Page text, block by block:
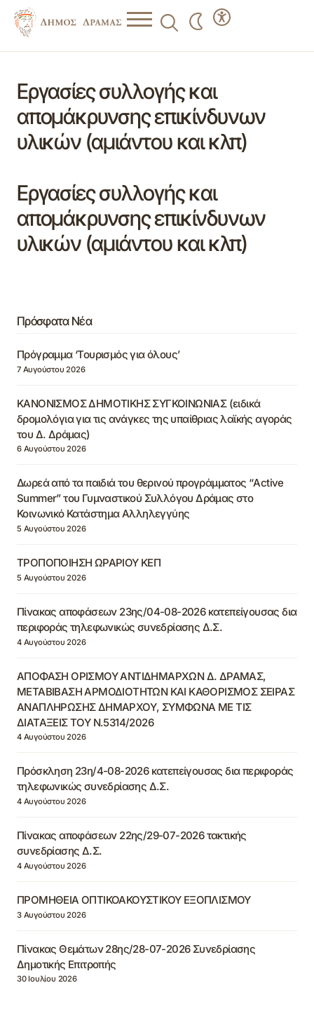
Εργασίες συλλογής και
απομάκρυνσης επικίνδυνων
υλικών (αμιάντου και κλπ)
Εργασίες συλλογής και
απομάκρυνσης επικίνδυνων
υλικών (αμιάντου και κλπ)
Πρόσφατα Νέα
Πρόγραμμα ‘Τουρισμός για όλους’
7 Αυγούστου 2026
ΚΑΝΟΝΙΣΜΟΣ ΔΗΜΟΤΙΚΗΣ ΣΥΓΚΟΙΝΩΝΙΑΣ (ειδικά
δρομολόγια για τις ανάγκες της υπαίθριας λαϊκής αγοράς
του Δ. Δράμας)
6 Αυγούστου 2026
Δωρεά από τα παιδιά του θερινού προγράμματος “Active
Summer” του Γυμναστικού Συλλόγου Δράμας στο
Κοινωνικό Κατάστημα Αλληλεγγύης
5 Αυγούστου 2026
ΤΡΟΠΟΠΟΙΗΣΗ ΩΡΑΡΙΟΥ ΚΕΠ
5 Αυγούστου 2026
Πίνακας αποφάσεων 23ης/04-08-2026 κατεπείγουσας δια
περιφοράς τηλεφωνικώς συνεδρίασης Δ.Σ.
4 Αυγούστου 2026
ΑΠΟΦΑΣΗ ΟΡΙΣΜΟΥ ΑΝΤΙΔΗΜΑΡΧΩΝ Δ. ΔΡΑΜΑΣ,
ΜΕΤΑΒΙΒΑΣΗ ΑΡΜΟΔΙΟΤΗΤΩΝ ΚΑΙ ΚΑΘΟΡΙΣΜΟΣ ΣΕΙΡΑΣ
ΑΝΑΠΛΗΡΩΣΗΣ ΔΗΜΑΡΧΟΥ, ΣΥΜΦΩΝΑ ΜΕ ΤΙΣ
ΔΙΑΤΑΞΕΙΣ ΤΟΥ Ν.5314/2026
4 Αυγούστου 2026
Πρόσκληση 23η/4-08-2026 κατεπείγουσας δια περιφοράς
τηλεφωνικώς συνεδρίασης Δ.Σ.
4 Αυγούστου 2026
Πίνακας αποφάσεων 22ης/29-07-2026 τακτικής
συνεδρίασης Δ.Σ.
4 Αυγούστου 2026
ΠΡΟΜΗΘΕΙΑ ΟΠΤΙΚΟΑΚΟΥΣΤΙΚΟΥ ΕΞΟΠΛΙΣΜΟΥ
3 Αυγούστου 2026
Πίνακας Θεμάτων 28ης/28-07-2026 Συνεδρίασης
Δημοτικής Επιτροπής
30 Ιουλίου 2026